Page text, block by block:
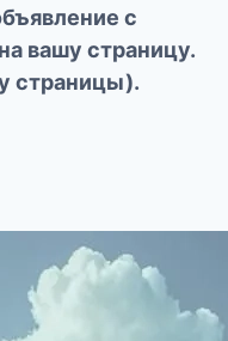
с
вашу страницу.
страницы).